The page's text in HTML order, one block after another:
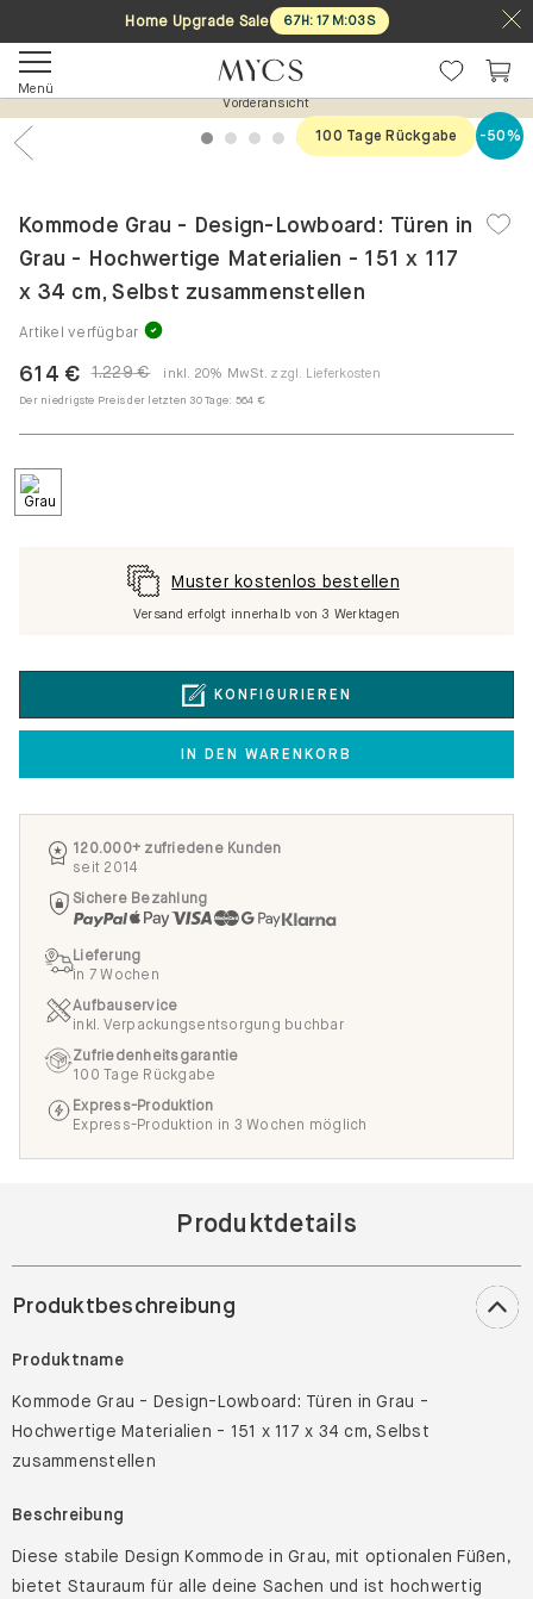
Home Upgrade Sale 67H: 17 M:03S
Menü
Vorderansicht
1 2 3 4 5 6
100 Tage Rückgabe -50%
Kommode Grau - Design-Lowboard: Türen in
Grau - Hochwertige Materialien - 151 x 117
x 34 cm, Selbst zusammenstellen
Artikel verfügbar
1.229 €
614 € inkl. 20% MwSt. zzgl. Lieferkosten
Der niedrigste Preis der letzten 30 Tage: 564 €
KONFIGURIEREN
IN DEN WARENKORB
Muster kostenlos bestellen
Versand erfolgt innerhalb von 3 Werktagen
120.000+ zufriedene Kunden
seit 2014
Sichere Bezahlung
Lieferung
in 7 Wochen
Aufbauservice
inkl. Verpackungsentsorgung buchbar
Zufriedenheitsgarantie
100 Tage Rückgabe
Express-Produktion
Express-Produktion in 3 Wochen möglich
Produktdetails
Produktbeschreibung
Produktname
Kommode Grau - Design-Lowboard: Türen in Grau -
Hochwertige Materialien - 151 x 117 x 34 cm, Selbst
zusammenstellen
Beschreibung
Diese stabile Design Kommode in Grau, mit optionalen Füßen,
bietet Stauraum für alle deine Sachen und ist hochwertig